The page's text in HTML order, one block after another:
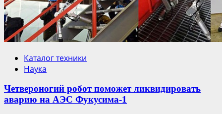
Каталог техники
Наука
Четвероногий робот поможет ликвидировать
аварию на АЭС Фукусима-1